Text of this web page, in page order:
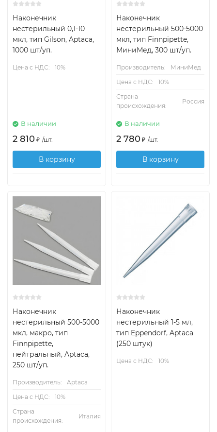
Наконечник
нестерильный 0,1-10
мкл, тип Gilson, Aptaca,
1000 шт/уп.
Цена с НДС: 10%
В наличии
2 810 ₽ /шт.
В корзину
Наконечник
нестерильный 500-5000
мкл, тип Finnpipette,
МиниМед, 300 шт/уп.
Производитель:
МиниМед
Цена с НДС:
10%
Страна
происхождения:
Россия
В наличии
2 780 ₽ /шт.
В корзину
Наконечник
нестерильный 500-5000
мкл, макро, тип
Finnpipette,
нейтральный, Aptaca,
250 шт/уп.
Производитель:
Aptaca
Цена с НДС:
10%
Страна
происхождения:
Италия
Наконечник
нестерильный 1-5 мл,
тип Eppendorf, Aptaca
(250 штук)
Цена с НДС: 10%